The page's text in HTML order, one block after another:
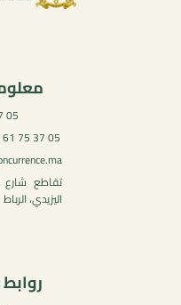
05 37 75 28 10
05 37 75 61 62 - 05 37 75 88 53
تقاطع شارع
اليزيدي، الرباط